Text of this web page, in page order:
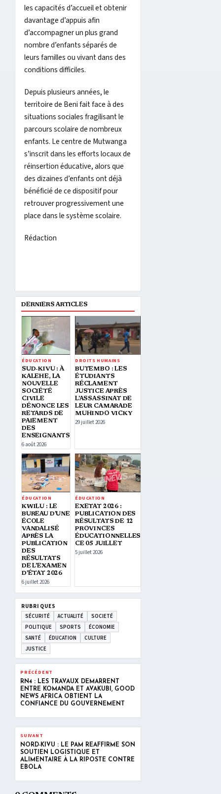
les capacités d’accueil et obtenir
davantage d’appuis afin
d’accompagner un plus grand
nombre d’enfants séparés de
leurs familles ou vivant dans des
conditions difficiles.
Depuis plusieurs années, le
territoire de Beni fait face à des
situations sociales fragilisant le
parcours scolaire de nombreux
enfants. Le centre de Mutwanga
s’inscrit dans les efforts locaux de
réinsertion éducative, alors que
des dizaines d’enfants ont déjà
bénéficié de ce dispositif pour
retrouver progressivement une
place dans le système scolaire.
Rédaction
DERNIERS ARTICLES
ÉDUCATION
SUD-KIVU : À
KALEHE, LA
NOUVELLE
SOCIÉTÉ
CIVILE
DÉNONCE LES
RETARDS DE
PAIEMENT
DES
ENSEIGNANTS
6 août 2026
DROITS HUMAINS
BUTEMBO : LES
ÉTUDIANTS
RÉCLAMENT
JUSTICE APRÈS
L’ASSASSINAT DE
LEUR CAMARADE
MUHINDO VICKY
29 juillet 2026
ÉDUCATION
KWILU : LE
BUREAU D’UNE
ÉCOLE
VANDALISÉ
APRÈS LA
PUBLICATION
DES
RÉSULTATS
DE L’EXAMEN
D’ÉTAT 2026
6 juillet 2026
ÉDUCATION
EXETAT 2026 :
PUBLICATION DES
RÉSULTATS DE 12
PROVINCES
ÉDUCATIONNELLES
CE 05 JUILLET
5 juillet 2026
RUBRIQUES
SÉCURITÉ
ACTUALITÉ
SOCIETÉ
POLITIQUE
SPORTS
ÉCONOMIE
SANTÉ
ÉDUCATION
CULTURE
JUSTICE
PRÉCÉDENT
RN4 : LES TRAVAUX DÉMARRENT
ENTRE KOMANDA ET AVAKUBI, GOOD
NEWS AFRICA OBTIENT LA
CONFIANCE DU GOUVERNEMENT
SUIVANT
NORD-KIVU : LE PAM RÉAFFIRME SON
SOUTIEN LOGISTIQUE ET
ALIMENTAIRE À LA RIPOSTE CONTRE
EBOLA